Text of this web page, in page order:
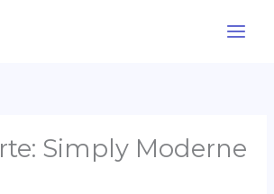
Simply Moderne